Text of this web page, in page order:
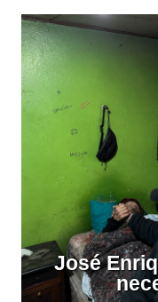
José